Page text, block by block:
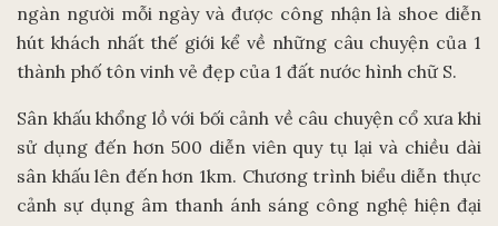
ngàn người mỗi ngày và được công nhận là shoe diễn
hút khách nhất thế giới kể về những câu chuyện của 1
thành phố tôn vinh vẻ đẹp của 1 đất nước hình chữ S.
Sân khấu khổng lồ với bối cảnh về câu chuyện cổ xưa khi
sử dụng đến hơn 500 diễn viên quy tụ lại và chiều dài
sân khấu lên đến hơn 1km. Chương trình biểu diễn thực
cảnh sự dụng âm thanh ánh sáng công nghệ hiện đại